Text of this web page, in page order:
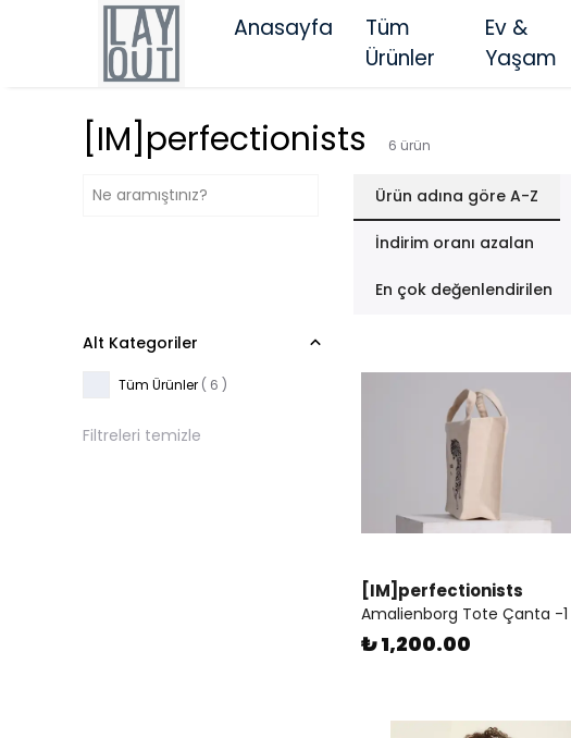
Anasayfa
Tüm
Ürünler
Ev &
Yaşam
[IM]perfectionists 6 ürün
Ürün adına göre A-Z
İndirim oranı azalan
En çok değenlendirilen
Alt Kategoriler
Tüm Ürünler ( 6 )
Filtreleri temizle
[IM]perfectionists
Amalienborg Tote Çanta -1
₺ 1,200.00